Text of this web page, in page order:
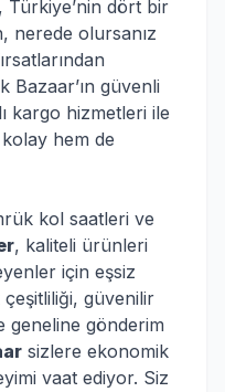
dört bir
nerede olursanız
güvenli
kargo hizmetleri ile
hem de
kol saatleri ve
, kaliteli ürünleri
için eşsiz
güvenilir
geneline gönderim
sizlere ekonomik
vaat ediyor. Siz